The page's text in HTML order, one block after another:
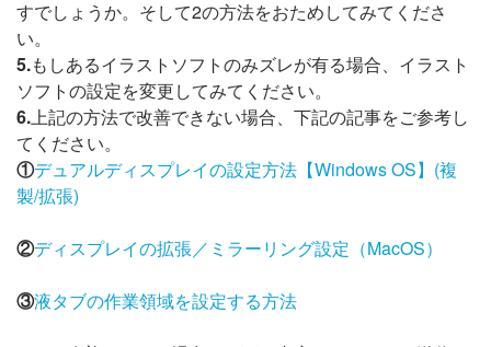
すでしょうか。そして2の方法をおためしてみてくださ
い。
5.もしあるイラストソフトのみズレが有る場合、イラスト
ソフトの設定を変更してみてください。
6.上記の方法で改善できない場合、下記の記事をご参考し
てください。
①デュアルディスプレイの設定方法【Windows OS】(複
製/拡張)
②ディスプレイの拡張／ミラーリング設定（MacOS）
③液タブの作業領域を設定する方法